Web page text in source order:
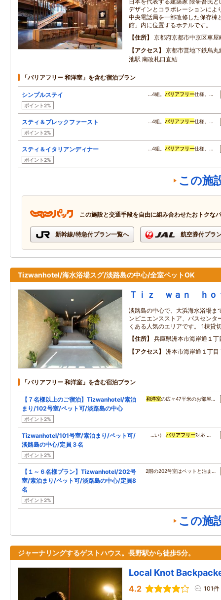
デザインとコラボレーションによ
中央電話局を一部改修した保存棟
館」内に位置するホテルです。
住所
京都府京都市中京区車
アクセス
京都市営地下鉄烏
池駅 南改札口直結
「バリアフリー 和洋室」を含む宿泊プラン
シンプルステイ
ポイント2%
…4組。 バリアフリー仕様。…
スティ＆ブレックファースト
ポイント2%
…4組。 バリアフリー仕様。…
スティ＆イタリアンディナー
ポイント2%
…4組。 バリアフリー仕様。…
この施
この施設と交通手段を自由に組み合わせたおトクな
新幹線/特急付プラン一覧へ 航空券付プラ
Tizwanhotel/海水浴場スグ/淡路島の中心/全室ペットOK
Ｔｉｚ ｗａｎ ｈｏ
淡路島の中心で、大浜海水浴場ま
ンビニエンスストア、バスセンタ
くある人気のエリアです。 1棟貸
住所
兵庫県洲本市海岸通１丁
アクセス
洲本市海岸通１丁目
「バリアフリー 和洋室」を含む宿泊プラン
【７名様以上のご宿泊】Tizwanhotel/素泊
まり/102号室/ペット可/淡路島の中心
ポイント2%
和洋室の広々47平米のお部屋…
Tizwanhotel/101号室/素泊まり/ペット可/
淡路島の中心/定員３名
ポイント2%
…い） バリアフリー対応 …
【１～６名様プラン】Tizwanhotel/202号
室/素泊まり/ペット可/淡路島の中心/定員8
名
ポイント2%
2階の202号室はペットと泊ま…
この施
ジャーナリングするゲストハウス。長野駅から徒歩5分。
Local Knot
4.2 101件